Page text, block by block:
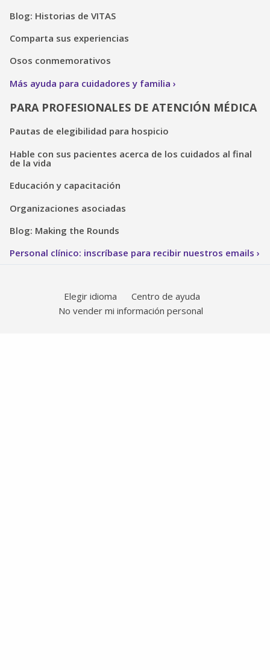
Blog: Historias de VITAS
Comparta sus experiencias
Osos conmemorativos
Más ayuda para cuidadores y familia
PARA PROFESIONALES DE ATENCIÓN MÉDICA
Pautas de elegibilidad para hospicio
Hable con sus pacientes acerca de los cuidados al final
de la vida
Educación y capacitación
Organizaciones asociadas
Blog: Making the Rounds
Personal clínico: inscríbase para recibir nuestros emails
Elegir idioma
Centro de ayuda
No vender mi información personal